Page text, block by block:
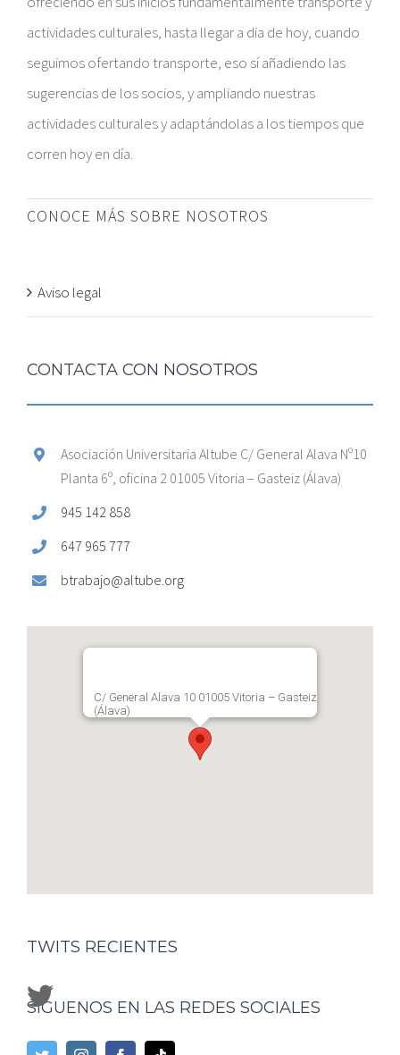
actividades culturales, hasta llegar a dia de hoy, cuando
seguimos ofertando transporte, eso sí añadiendo las
sugerencias de los socios, y ampliando nuestras
actividades culturales y adaptándolas a los tiempos que
corren hoy en día.
CONOCE MÁS SOBRE NOSOTROS
Aviso legal
CONTACTA CON NOSOTROS
Asociación Universitaria Altube C/ General Alava Nº10
Planta 6º, oficina 2 01005 Vitoria – Gasteiz (Álava)
945 142 858
647 965 777
btrabajo@altube.org
C/ General Alava 10 01005 Vitoria – Gasteiz
(Álava)
TWITS RECIENTES
SÍGUENOS EN LAS REDES SOCIALES